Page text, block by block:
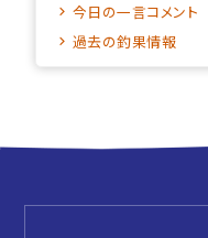
今日の一言コメント
過去の釣果情報